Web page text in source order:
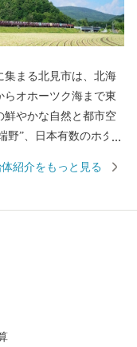
集まる北見市は、北海
オホーツク海まで東
鮮やかな自然と都市空
野”、日本有数のホタテ
れた4つの地域が一つに
体紹介をもっと見る